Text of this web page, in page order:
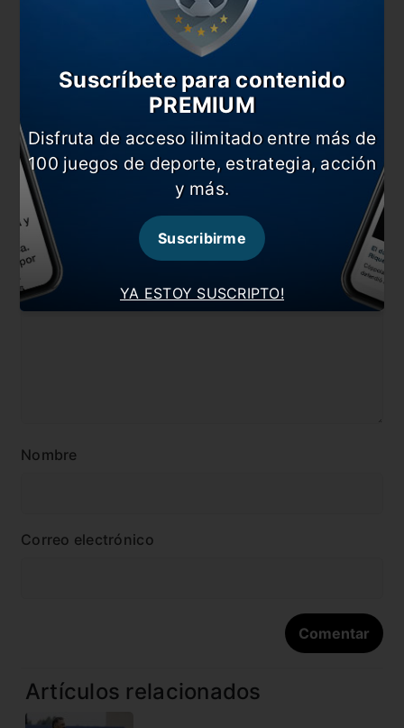
El optimismo de Salvio para lo que viene
#Boca #Carlos Tévez
#Eduardo Salvio
#Inter
#Noticia
Comentarios
Dejá tu opinión acá!
Nombre
Correo electrónico
Artículos relacionados
YA ESTOY SUSCRIPTO!
Suscríbete para contenido
PREMIUM
Disfruta de acceso ilimitado entre más de
100 juegos de deporte, estrategia, acción
y más.
Suscribirme